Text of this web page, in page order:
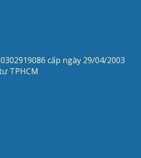
cấp ngày 29/04/2003
TPHCM